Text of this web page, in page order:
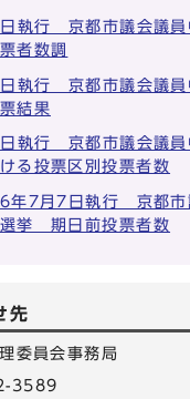
執行 京都市議会議員
者数調
執行 京都市議会議員
結果
執行 京都市議会議員
る投票区別投票者数
6年7月7日執行 京都市
選挙 期日前投票者数
先
委員会事務局
3589